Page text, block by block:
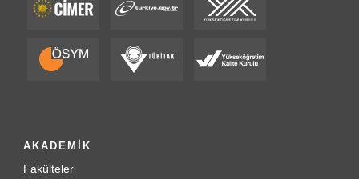
AKADEMİK
Fakülteler